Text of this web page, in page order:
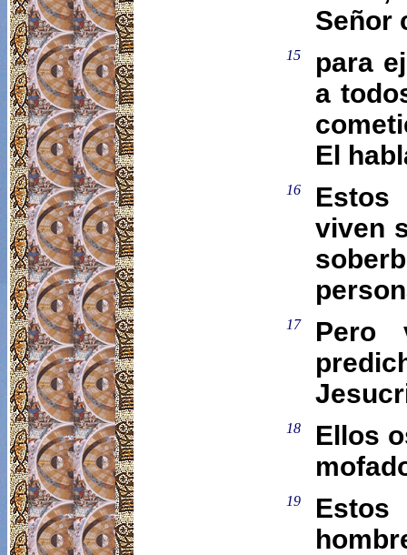
Señor
15
para
a
El
16
viven
17
Pero
18
Ellos
19